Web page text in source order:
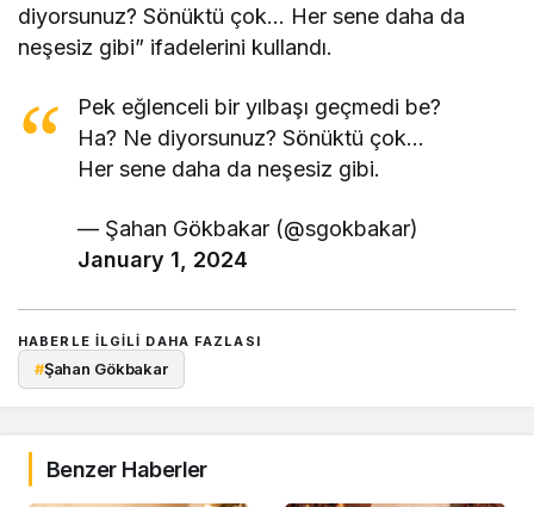
diyorsunuz? Sönüktü çok… Her sene daha da
neşesiz gibi” ifadelerini kullandı.
Pek eğlenceli bir yılbaşı geçmedi be?
Ha? Ne diyorsunuz? Sönüktü çok…
Her sene daha da neşesiz gibi.
— Şahan Gökbakar (@sgokbakar)
January 1, 2024
HABERLE ILGILI DAHA FAZLASI
#Şahan Gökbakar
Benzer Haberler